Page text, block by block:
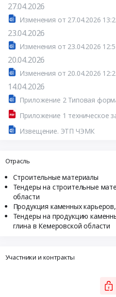
27.04.2026
23.04.2026
20.04.2026
14.04.2026
Извещение. ЭТП ЧЭМК
Отрасль
Строительные материалы
Тендеры на строительные
области
Продукция каменных
Тендеры на продукцию
глина в Кемеровской области
Участники и контракты